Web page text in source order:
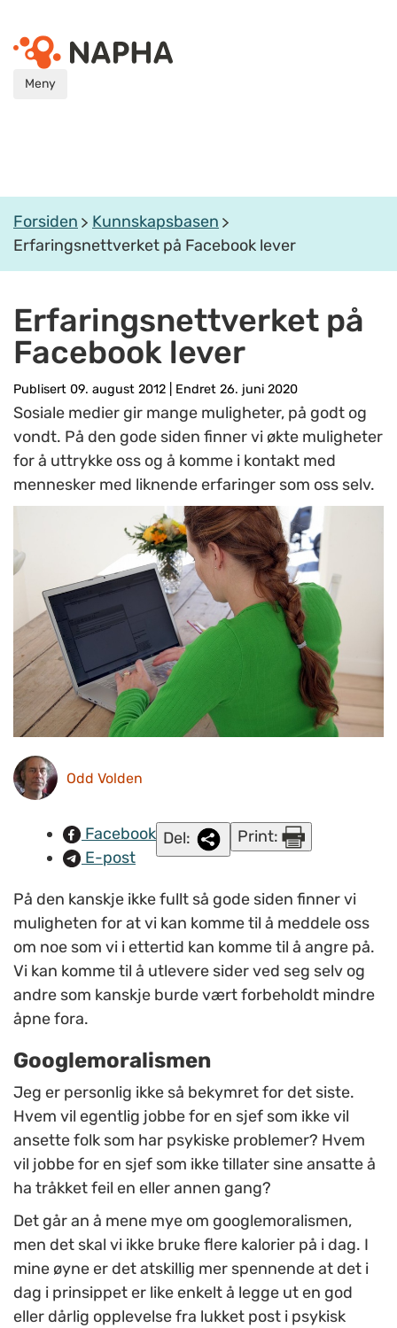
Meny
Forsiden
Kunnskapsbasen
Erfaringsnettverket på Facebook lever
Erfaringsnettverket på
Facebook lever
Publisert 09. august 2012 Endret 26. juni 2020
Sosiale medier gir mange muligheter, på godt og
vondt. På den gode siden finner vi økte muligheter
for å uttrykke oss og å komme i kontakt med
mennesker med liknende erfaringer som oss selv.
Odd Volden
Facebook
E-post
Del: Print:
På den kanskje ikke fullt så gode siden finner vi
muligheten for at vi kan komme til å meddele oss
om noe som vi i ettertid kan komme til å angre på.
Vi kan komme til å utlevere sider ved seg selv og
andre som kanskje burde vært forbeholdt mindre
åpne fora.
Googlemoralismen
Jeg er personlig ikke så bekymret for det siste.
Hvem vil egentlig jobbe for en sjef som ikke vil
ansette folk som har psykiske problemer? Hvem
vil jobbe for en sjef som ikke tillater sine ansatte å
ha tråkket feil en eller annen gang?
Det går an å mene mye om googlemoralismen,
men det skal vi ikke bruke flere kalorier på i dag. I
mine øyne er det atskillig mer spennende at det i
dag i prinsippet er like enkelt å legge ut en god
eller dårlig opplevelse fra lukket post i psykisk